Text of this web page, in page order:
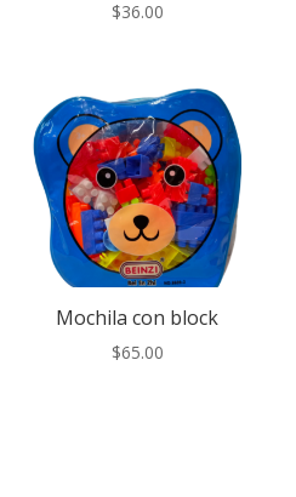
$36.00
Mochila con block
$65.00